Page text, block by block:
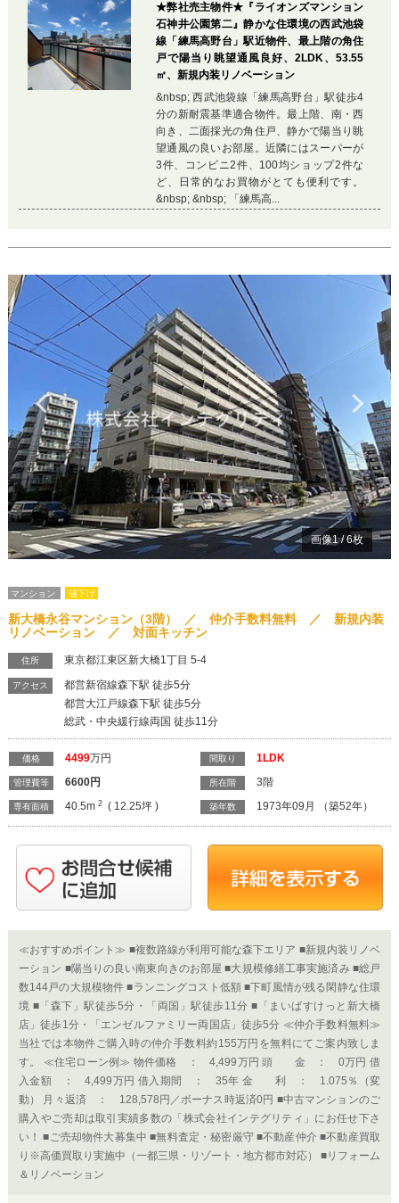
★弊社売主物件★『ライオンズマンション
石神井公園第二』静かな住環境の西武池袋
線「練馬高野台」駅近物件、最上階の角住
戸で陽当り眺望通風良好、2LDK、53.55
㎡、新規内装リノベーション
&nbsp; 西武池袋線「練馬高野台」駅徒歩4
分の新耐震基準適合物件。最上階、南・西
向き、二面採光の角住戸、静かで陽当り眺
望通風の良いお部屋。近隣にはスーパーが
3件、コンビニ2件、100均ショップ2件な
ど、日常的なお買物がとても便利です。
&nbsp; &nbsp; 「練馬高...
Previous
画像1/6枚
マンション 値下げ
新大橋永谷マンション（3階） ／ 仲介手数料無料 ／ 新規内装
リノベーション ／ 対面キッチン
住所 東京都江東区新大橋1丁目 5-4
アクセス
都営新宿線森下駅 徒歩5分
都営大江戸線森下駅 徒歩5分
総武・中央緩行線両国 徒歩11分
価格 4499万円
管理費等 6600円
専有面積 40.5m2 ( 12.25坪 )
間取り 1LDK
所在階 3階
築年数 1973年09月 （築52年）
≪おすすめポイント≫ ■複数路線が利用可能な森下エリア ■新規内装リノベ
ーション ■陽当りの良い南東向きのお部屋 ■大規模修繕工事実施済み ■総戸
数144戸の大規模物件 ■ランニングコスト低額 ■下町風情が残る閑静な住環
境 ■「森下」駅徒歩5分・「両国」駅徒歩11分 ■「まいばすけっと新大橋
店」徒歩1分・「エンゼルファミリー両国店」徒歩5分 ≪仲介手数料無料≫
当社では本物件ご購入時の仲介手数料約155万円を無料にてご案内致しま
す。 ≪住宅ローン例≫ 物件価格 ： 4,499万円 頭 金 ： 0万円 借
入金額 ： 4,499万円 借入期間 ： 35年 金 利 ： 1.075％（変
動） 月々返済 ： 128,578円／ボーナス時返済0円 ■中古マンションのご
購入やご売却は取引実績多数の「株式会社インテグリティ」にお任せ下さ
い！ ■ご売却物件大募集中 ■無料査定・秘密厳守 ■不動産仲介 ■不動産買取
り※高価買取り実施中（一都三県・リゾート・地方都市対応） ■リフォーム
＆リノベーション